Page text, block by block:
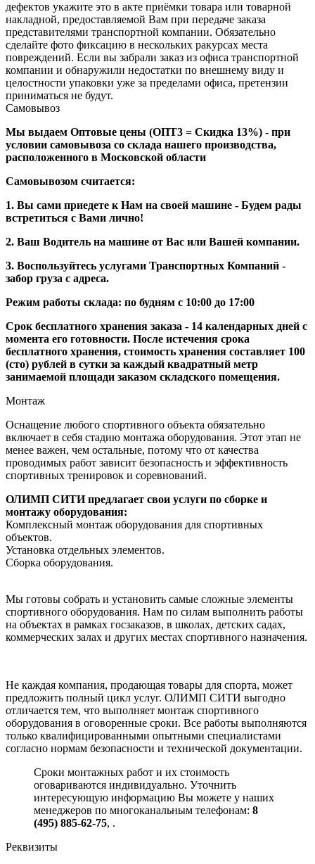
дефектов укажите это в акте приёмки товара или товарной
накладной, предоставляемой Вам при передаче заказа
представителями транспортной компании. Обязательно
сделайте фото фиксацию в нескольких ракурсах места
повреждений. Если вы забрали заказ из офиса транспортной
компании и обнаружили недостатки по внешнему виду и
целостности упаковки уже за пределами офиса, претензии
приниматься не будут.
Самовывоз
Мы выдаем Оптовые цены (ОПТ3 = Скидка 13%) - при
условии самовывоза со склада нашего производства,
расположенного в Московской области
Самовывозом считается:
1. Вы сами приедете к Нам на своей машине - Будем рады
встретиться с Вами лично!
2. Ваш Водитель на машине от Вас или Вашей компании.
3. Воспользуйтесь услугами Транспортных Компаний -
забор груза с адреса.
Режим работы склада: по будням с 10:00 до 17:00
Срок бесплатного хранения заказа - 14 календарных дней с
момента его готовности. После истечения срока
бесплатного хранения, стоимость хранения составляет 100
(сто) рублей в сутки за каждый квадратный метр
занимаемой площади заказом складского помещения.
Монтаж
Оснащение любого спортивного объекта обязательно
включает в себя стадию монтажа оборудования. Этот этап не
менее важен, чем остальные, потому что от качества
проводимых работ зависит безопасность и эффективность
спортивных тренировок и соревнований.
ОЛИМП СИТИ предлагает свои услуги по сборке и
монтажу оборудования:
Комплексный монтаж оборудования для спортивных
объектов.
Установка отдельных элементов.
Сборка оборудования.
Мы готовы собрать и установить самые сложные элементы
спортивного оборудования. Нам по силам выполнить работы
на объектах в рамках госзаказов, в школах, детских садах,
коммерческих залах и других местах спортивного назначения.
Не каждая компания, продающая товары для спорта, может
предложить полный цикл услуг. ОЛИМП СИТИ выгодно
отличается тем, что выполняет монтаж спортивного
оборудования в оговоренные сроки. Все работы выполняются
только квалифицированными опытными специалистами
согласно нормам безопасности и технической документации.
Сроки монтажных работ и их стоимость
оговариваются индивидуально. Уточнить
интересующую информацию Вы можете у наших
менеджеров по многоканальным телефонам: 8
(495) 885-62-75, .
Реквизиты